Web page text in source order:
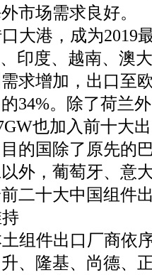
市场需求良好。
大港，成为2019
印度、越南、澳
求增加，出口至
34%。除了荷兰
也加入前十大
的国除了原先的
外，葡萄牙、意
二十大中国组件
组件出口厂商依
、隆基、尚德、